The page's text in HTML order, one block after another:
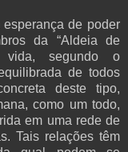
de poder
da “Aldeia de
vida, segundo o
de todos
deste tipo,
como um todo,
em uma rede de
Tais relações têm